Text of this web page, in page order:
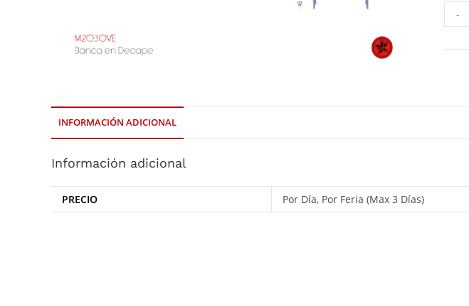
-
INFORMACIÓN ADICIONAL
Información adicional
PRECIO Por Día, Por Feria (Max 3 Días)